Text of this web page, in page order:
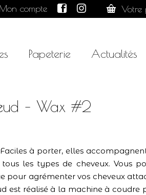
Mon compte Votre
Papeterie Actualités
– Wax #2
à porter, elles
les types de cheveux. Vous
pour agrémenter vos cheveux
est réalisé à la machine à coudre